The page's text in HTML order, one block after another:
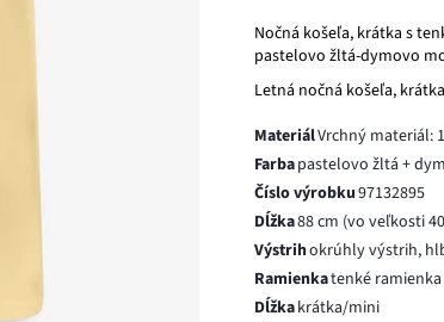
Nočná košeľa, krátka s
pastelovo žltá-dymovo
Letná nočná košeľa,
MateriálVrchný materiál:
Farbapastelovo žltá +
Číslo výrobku97132895
Dĺžka88 cm (vo veľkosti
Výstrihokrúhly výstrih,
Ramienkatenké ramienka
Dĺžkakrátka/mini